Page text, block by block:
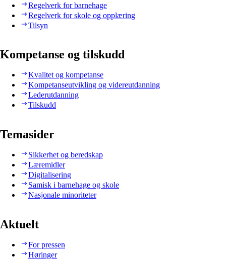
Regelverk for barnehage
Regelverk for skole og opplæring
Tilsyn
Kompetanse og tilskudd
Kvalitet og kompetanse
Kompetanseutvikling og videreutdanning
Lederutdanning
Tilskudd
Temasider
Sikkerhet og beredskap
Læremidler
Digitalisering
Samisk i barnehage og skole
Nasjonale minoriteter
Aktuelt
For pressen
Høringer